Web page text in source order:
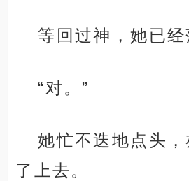
等回过神，她已经
“对。”
她忙不迭地点头
了上去。